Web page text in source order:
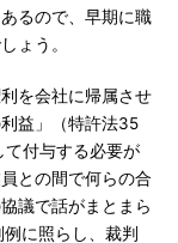
るので、早期に職
ょう。
を会社に帰属させ
益」（特許法35
付与する必要が
との間で何らの合
議で話がまとまら
に照らし、裁判